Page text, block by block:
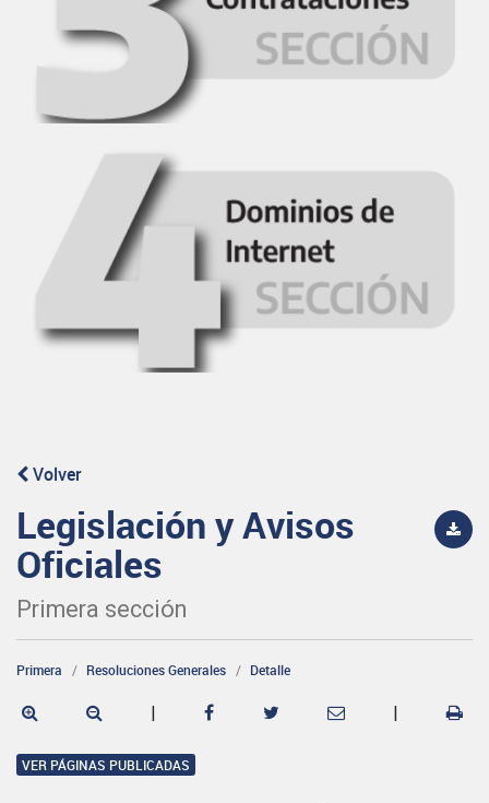
Volver
Legislación y Avisos
Oficiales
Primera sección
Primera Resoluciones Generales Detalle
| |
VER PÁGINAS PUBLICADAS